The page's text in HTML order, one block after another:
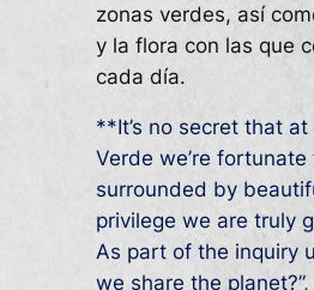
zonas verdes, así
y la flora con las que
cada día.
**It’s no secret that at
Verde we’re fortunate
surrounded by
privilege we are truly
As part of the inquiry
we share the